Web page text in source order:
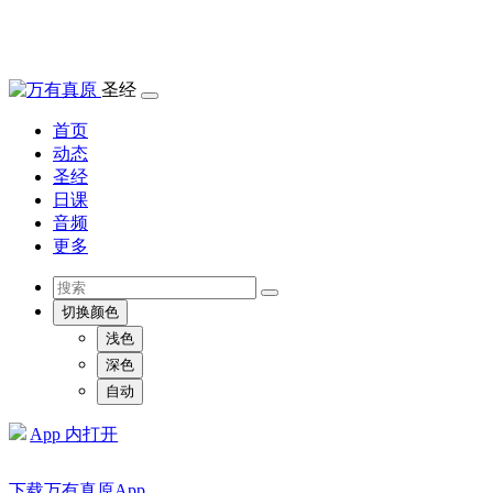
圣经
首页
动态
圣经
日课
音频
更多
切换颜色
浅色
深色
自动
App 内打开